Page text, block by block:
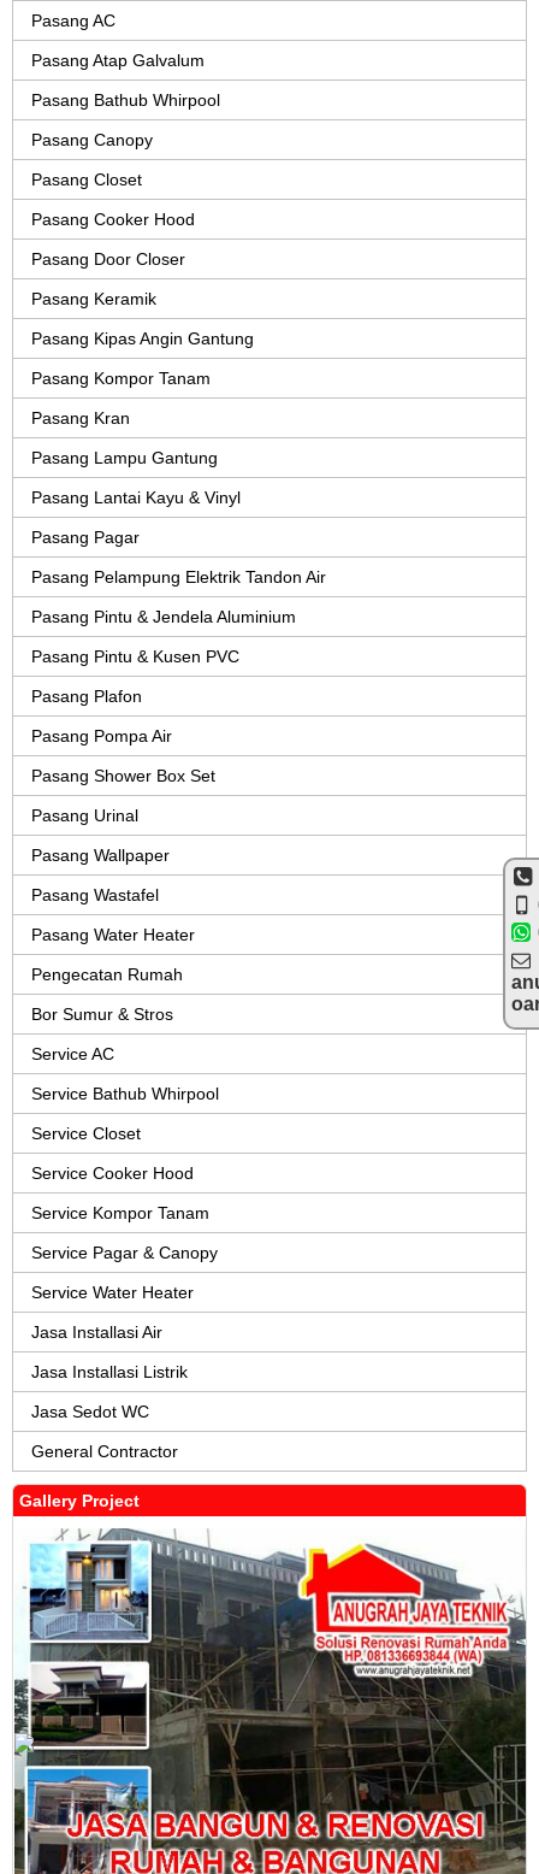
Pasang AC
Pasang Atap Galvalum
Pasang Bathub Whirpool
Pasang Canopy
Pasang Closet
Pasang Cooker Hood
Pasang Door Closer
Pasang Keramik
Pasang Kipas Angin Gantung
Pasang Kompor Tanam
Pasang Kran
Pasang Lampu Gantung
Pasang Lantai Kayu & Vinyl
Pasang Pagar
Pasang Pelampung Elektrik Tandon Air
Pasang Pintu & Jendela Aluminium
Pasang Pintu & Kusen PVC
Pasang Plafon
Pasang Pompa Air
Pasang Shower Box Set
Pasang Urinal
Pasang Wallpaper
Pasang Wastafel
Pasang Water Heater
Pengecatan Rumah
Bor Sumur & Stros
Service AC
Service Bathub Whirpool
Service Closet
Service Cooker Hood
Service Kompor Tanam
Service Pagar & Canopy
Service Water Heater
Jasa Installasi Air
Jasa Installasi Listrik
Jasa Sedot WC
General Contractor
Gallery Project